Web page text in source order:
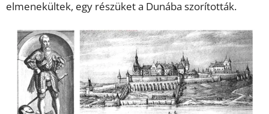
elmenekültek, egy részüket a Dunába szorították.